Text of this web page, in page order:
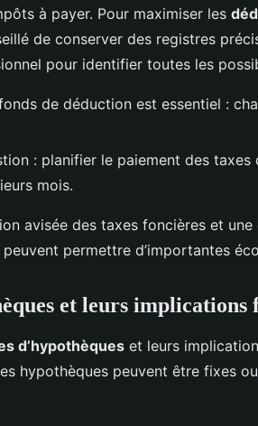
à payer. Pour maximiser les
de conserver des registres
pour identifier toutes les
de déduction est essentiel :
: planifier le paiement des
mois.
avisée des taxes foncières et
permettre d’importantes
et leurs implications
d’hypothèques et leurs
hypothèques peuvent être fixes